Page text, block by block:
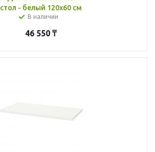
стол - белый 120x60 см
В наличии
46 550₸